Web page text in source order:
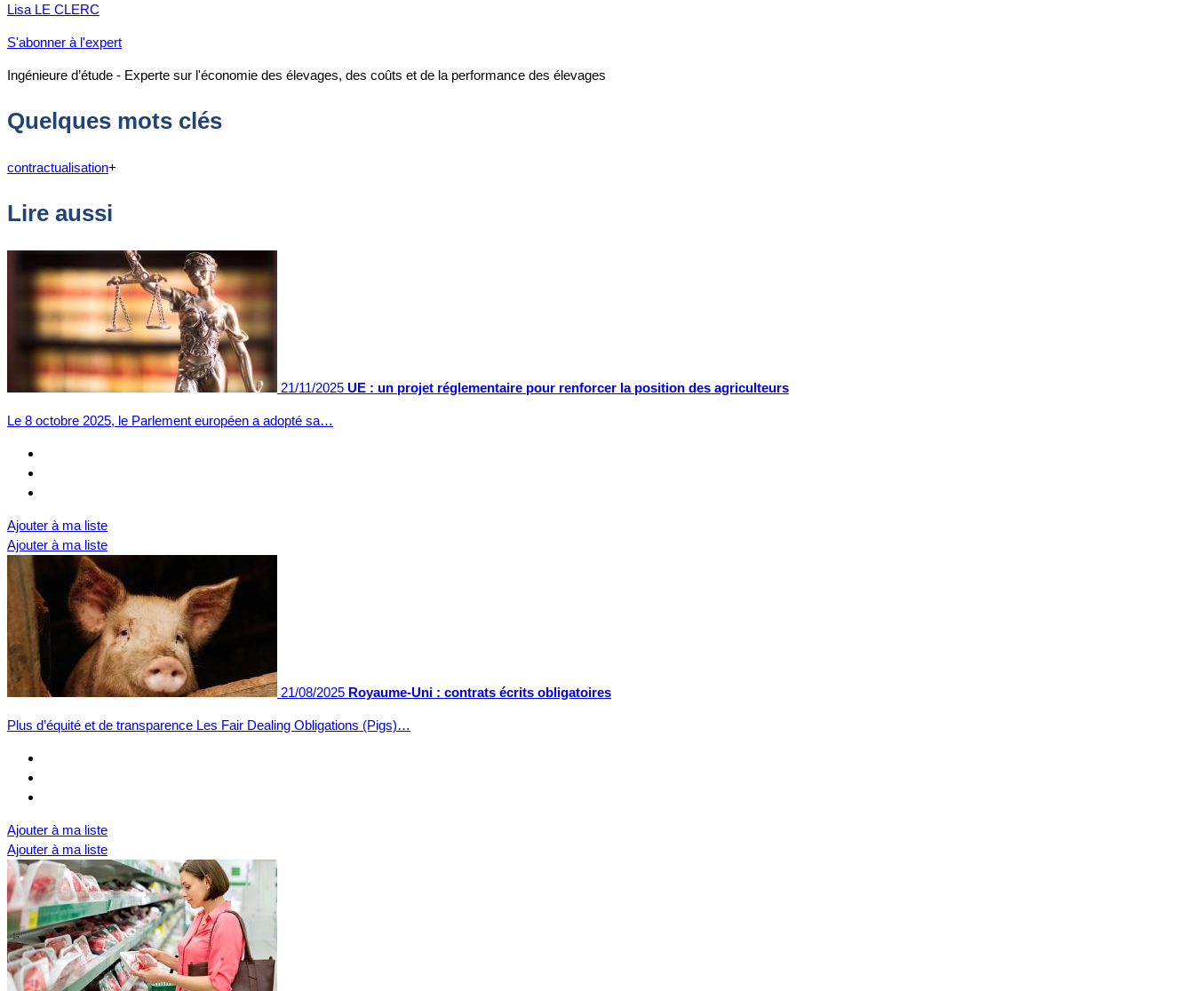
Lisa LE CLERC
S'abonner à l'expert
Ingénieure d’étude - Experte sur l'économie des élevages, des coûts et de la performance des élevages
Quelques mots clés
contractualisation+
Lire aussi
21/11/2025 UE : un projet réglementaire pour renforcer la position des agriculteurs
Le 8 octobre 2025, le Parlement européen a adopté sa…
Ajouter à ma liste
Ajouter à ma liste
21/08/2025 Royaume-Uni : contrats écrits obligatoires
Plus d’équité et de transparence Les Fair Dealing Obligations (Pigs)…
Ajouter à ma liste
Ajouter à ma liste